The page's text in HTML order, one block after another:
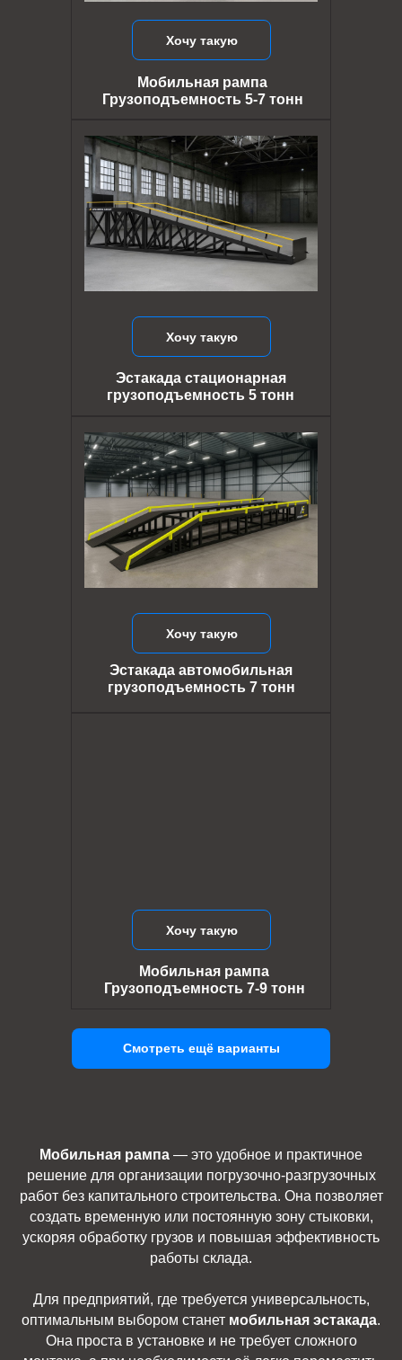
Хочу такую
Мобильная рампа
Грузоподъемность 7-9 тонн
Хочу такую
Эстакада автомобильная
грузоподъемность 7 тонн
Хочу такую
Эстакада стационарная
грузоподъемность 5 тонн
Хочу такую
Мобильная рампа
Грузоподъемность 5-7 тонн
Смотреть ещё варианты
Мобильная рампа — это удобное и практичное
решение для организации погрузочно-разгрузочных
работ без капитального строительства. Она позволяет
создать временную или постоянную зону стыковки,
ускоряя обработку грузов и повышая эффективность
работы склада.
Для предприятий, где требуется универсальность,
оптимальным выбором станет мобильная эстакада.
Она проста в установке и не требует сложного